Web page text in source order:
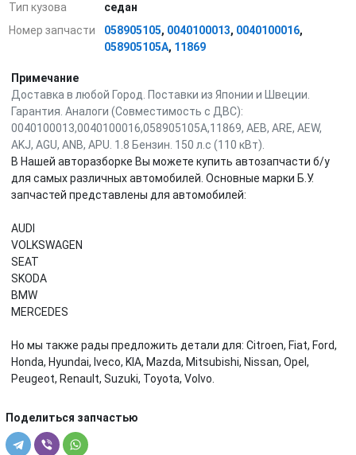
Тип кузова
седан
Номер запчасти
058905105, 0040100013, 0040100016,
058905105A, 11869
Примечание
Доставка в любой Город. Поставки из Японии и Швеции.
Гарантия. Аналоги (Совместимость с ДВС):
0040100013,0040100016,058905105A,11869, AEB, ARE, AEW,
AKJ, AGU, ANB, APU. 1.8 Бензин. 150 л.с (110 кВт).
В Нашей авторазборке Вы можете купить автозапчасти б/у
для самых различных автомобилей. Основные марки Б.У.
запчастей представлены для автомобилей:
AUDI
VOLKSWAGEN
SEAT
SKODA
BMW
MERCEDES
Но мы также рады предложить детали для: Citroen, Fiat, Ford,
Honda, Hyundai, Iveco, KIA, Mazda, Mitsubishi, Nissan, Opel,
Peugeot, Renault, Suzuki, Toyota, Volvo.
Поделиться запчастью